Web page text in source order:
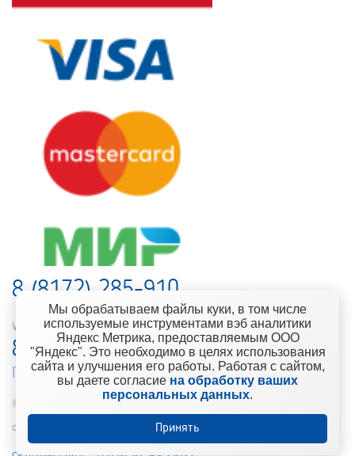
8 (8172) 285-910
web-support@kontinent.ru
8 900 501-25-53
Горячая линия интернет-магазина
© 2010-2021 Компания «Континент» Сеть магазинов строительно-
отделочных материалов
Мы обрабатываем файлы куки, в том числе
используемые инструментами вэб аналитики
Яндекс Метрика, предоставляемым ООО
"Яндекс". Это необходимо в целях использования
сайта и улучшения его работы. Работая с сайтом,
вы даете согласие на обработку ваших
персональных данных.
Принять